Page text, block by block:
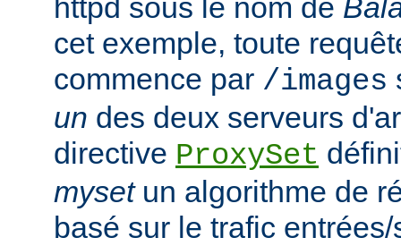
httpd sous le nom de
cet exemple, toute
commence par /images
un des deux serveurs
directive ProxySet
mysetun algorithme de
basé sur le trafic